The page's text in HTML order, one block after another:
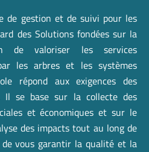
de gestion et de suivi pour les
des Solutions fondées sur la
de valoriser les services
les arbres et les systèmes
répond aux exigences des
Il se base sur la collecte des
et économiques et sur le
des impacts tout au long de
vous garantir la qualité et la